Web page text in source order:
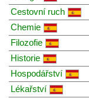
Cestovní ruch
Chemie
Filozofie
Historie
Hospodářství
Lékařství